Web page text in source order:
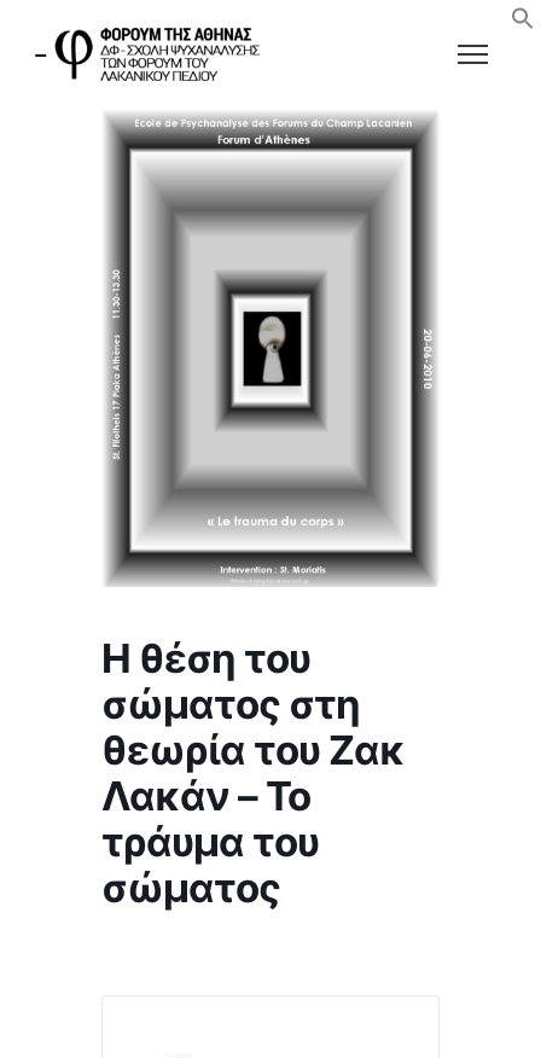
Η θέση του
σώματος στη
θεωρία του Ζακ
Λακάν – Το
τράυμα του
σώματος